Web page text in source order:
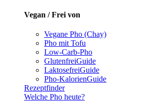
Vegan / Frei von
Vegane Pho (Chay)
Pho mit Tofu
Low-Carb-Pho
GlutenfreiGuide
LaktosefreiGuide
Pho-KalorienGuide
Rezeptfinder
Welche Pho heute?